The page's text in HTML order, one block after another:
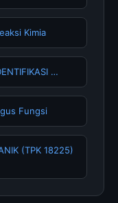
Kimia
…
Fungsi
(TPK 18225)